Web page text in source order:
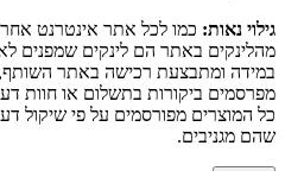
גילוי נאות: כמו לכל אתר אינטרנט
מהלינקים באתר הם לינקים שמפנים
במידה ומתבצעת רכישה באתר
מפרסמים ביקורות בתשלום או חוות
כל המוצרים מפורסמים על פי שיקול
שהם מגניבים.